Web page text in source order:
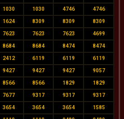
1030 1030 4746 4746
1624 8309 8309 8309
7623 7623 7623 4699
8684 8684 8474 8474
2412 6119 6119 6119
9427 9427 9427 9057
8566 8566 1829 1829
7677 9317 9317 9317
3654 3654 3654 1585